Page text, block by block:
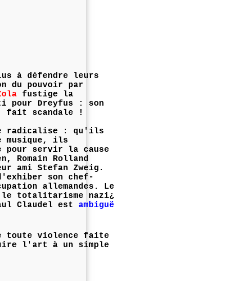
à défendre leurs
du pouvoir par
fustige la
pour Dreyfus : son
fait scandale !
radicalise : qu'ils
musique, ils
servir la cause
Romain Rolland
ami Stefan Zweig.
son chef-
allemandes. Le
le totalitarisme nazi¿
Claudel est ambiguë
toute violence faite
l'art à un simple